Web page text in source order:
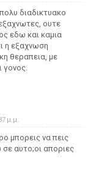
διαδικτυακο
ουτε
εδω και καμια
η εξαχνωση
θεραπεια, με
γονος.
μ.μ.
μπορεις να πεις
αυτο;οι αποριες